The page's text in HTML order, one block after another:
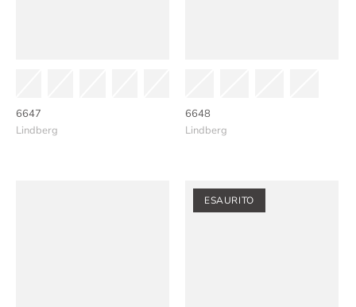
6647
Lindberg
6648
Lindberg
ESAURITO